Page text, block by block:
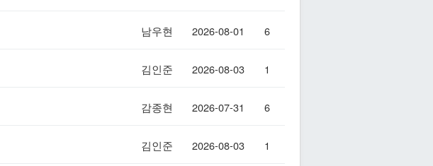
남우현 2026-08-01 6
김인준 2026-08-03 1
감종현 2026-07-31 6
김인준 2026-08-03 1